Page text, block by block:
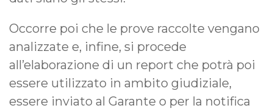
Occorre poi che le prove raccolte vengano
analizzate e, infine, si procede
all’elaborazione di un report che potrà poi
essere utilizzato in ambito giudiziale,
essere inviato al Garante o per la notifica